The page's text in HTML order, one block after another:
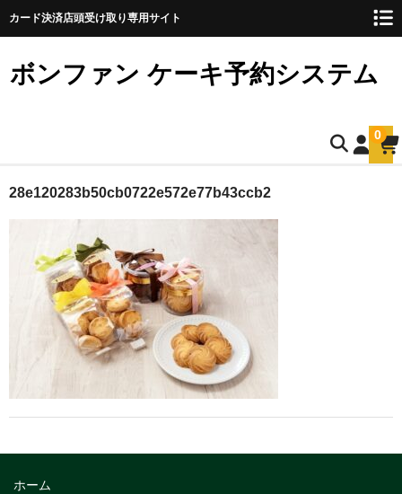
カード決済店頭受け取り専用サイト
ボンファン ケーキ予約システム
0
ホーム
ショートケーキ
ショートケーキ12cm(5名様用)
ショートケーキ15cm(8名様用)
ショートケーキ18cm(10名様用)
トリフルガナッシュ
トリフルガナッシュケーキ12cm
28e120283b50cb0722e572e77b43ccb2
ホーム